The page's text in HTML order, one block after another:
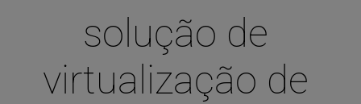
solução de
virtualização de